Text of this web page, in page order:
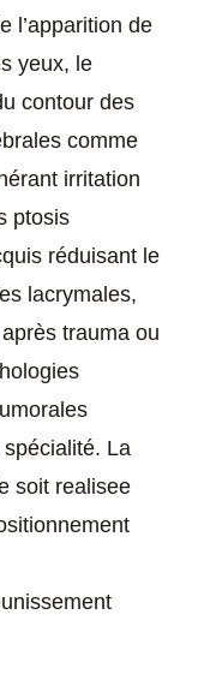
l’apparition de
yeux, le
contour des
comme
irritation
ptosis
réduisant le
lacrymales,
trauma ou
La
soit realisee